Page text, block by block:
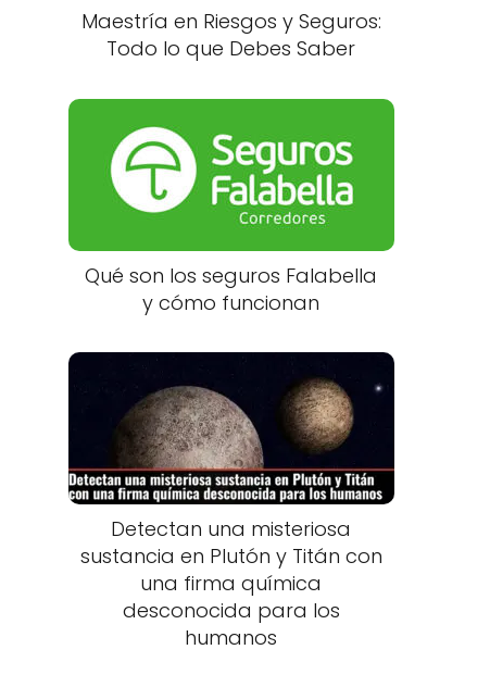
Maestría en Riesgos y Seguros:
Todo lo que Debes Saber
Qué son los seguros Falabella
y cómo funcionan
Detectan una misteriosa
sustancia en Plutón y Titán con
una firma química
desconocida para los
humanos